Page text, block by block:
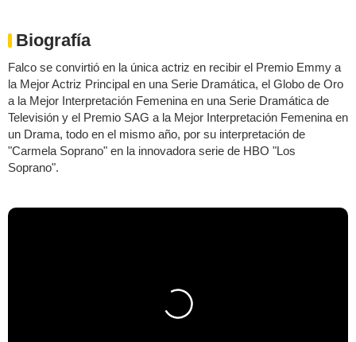
Biografía
Falco se convirtió en la única actriz en recibir el Premio Emmy a
la Mejor Actriz Principal en una Serie Dramática, el Globo de Oro
a la Mejor Interpretación Femenina en una Serie Dramática de
Televisión y el Premio SAG a la Mejor Interpretación Femenina en
un Drama, todo en el mismo año, por su interpretación de
"Carmela Soprano" en la innovadora serie de HBO "Los
Soprano".